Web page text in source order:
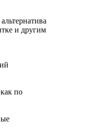
и другим
по